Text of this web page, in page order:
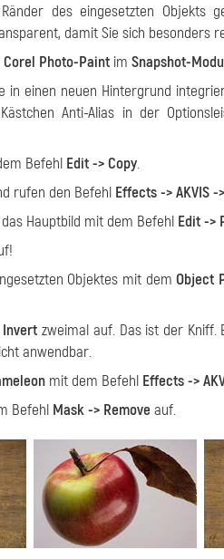
des eingesetzten Objekts
damit Sie sich besonders
Corel Photo-Paint im Snapshot-
in einen neuen Hintergrund
Anti-Alias in der
Befehl Edit -> Copy.
rufen den Befehl Effects -> AKVIS
Hauptbild mit dem Befehl Edit ->
Objektes mit demObject
zweimal auf. Das ist der Kniff.
anwendbar.
mit dem Befehl Effects ->
Befehl Mask -> Removeauf.